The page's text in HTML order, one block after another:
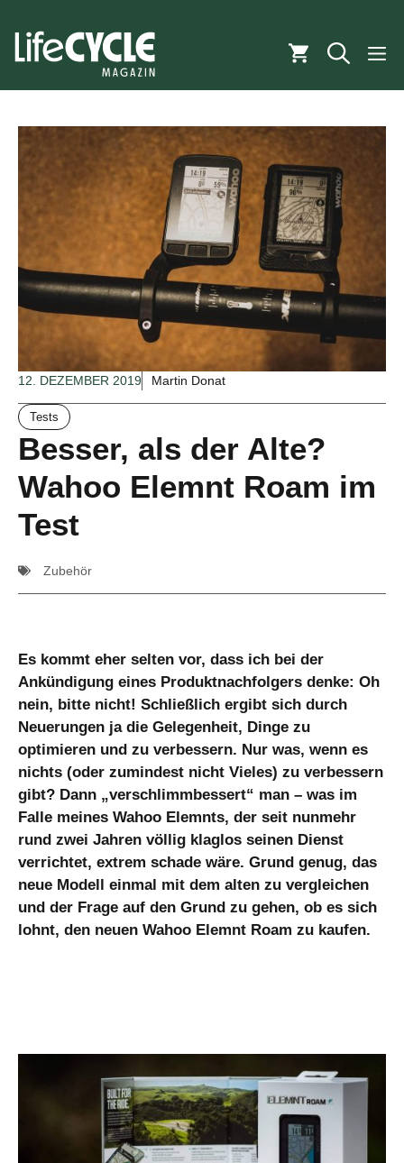
Inhalt
springen
12. DEZEMBER 2019 Martin Donat
Tests
Besser, als der Alte?
Wahoo Elemnt Roam im
Test
Zubehör
Es kommt eher selten vor, dass ich bei der
Ankündigung eines Produktnachfolgers denke: Oh
nein, bitte nicht! Schließlich ergibt sich durch
Neuerungen ja die Gelegenheit, Dinge zu
optimieren und zu verbessern. Nur was, wenn es
nichts (oder zumindest nicht Vieles) zu verbessern
gibt? Dann „verschlimmbessert“ man – was im
Falle meines Wahoo Elemnts, der seit nunmehr
rund zwei Jahren völlig klaglos seinen Dienst
verrichtet, extrem schade wäre. Grund genug, das
neue Modell einmal mit dem alten zu vergleichen
und der Frage auf den Grund zu gehen, ob es sich
lohnt, den neuen Wahoo Elemnt Roam zu kaufen.